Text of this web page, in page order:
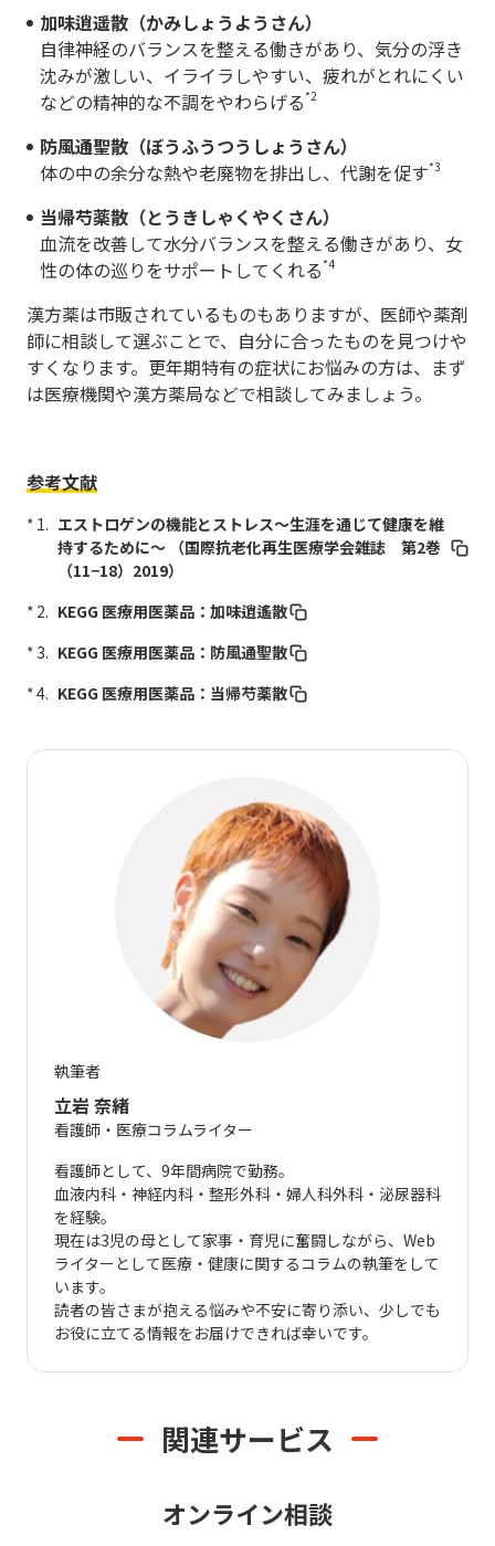
加味逍遥散（かみしょうようさん）
自律神経のバランスを整える働きがあり、気分の浮き
沈みが激しい、イライラしやすい、疲れがとれにくい
などの精神的な不調をやわらげる*2
防風通聖散（ぼうふうつうしょうさん）
体の中の余分な熱や老廃物を排出し、代謝を促す*3
当帰芍薬散（とうきしゃくやくさん）
血流を改善して水分バランスを整える働きがあり、女
性の体の巡りをサポートしてくれる*4
漢方薬は市販されているものもありますが、医師や薬剤
師に相談して選ぶことで、自分に合ったものを見つけや
すくなります。更年期特有の症状にお悩みの方は、まず
は医療機関や漢方薬局などで相談してみましょう。
参考文献
エストロゲンの機能とストレス～生涯を通じて健康を維
持するために～ （国際抗老化再生医療学会雑誌 第2巻
（11−18）2019）
KEGG 医療用医薬品：加味逍遙散
KEGG 医療用医薬品：防風通聖散
KEGG 医療用医薬品：当帰芍薬散
執筆者
立岩 奈緒
看護師・医療コラムライター
看護師として、9年間病院で勤務。
血液内科・神経内科・整形外科・婦人科外科・泌尿器科
を経験。
現在は3児の母として家事・育児に奮闘しながら、Web
ライターとして医療・健康に関するコラムの執筆をして
います。
読者の皆さまが抱える悩みや不安に寄り添い、少しでも
お役に立てる情報をお届けできれば幸いです。
関連サービス
オンライン相談